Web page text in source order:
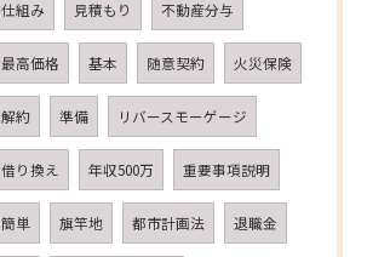
仕組み 見積もり 不動産分与
最高価格 基本 随意契約 火災保険
解約 準備 リバースモーゲージ
借り換え 年収500万 重要事項説明
簡単 旗竿地 都市計画法 退職金